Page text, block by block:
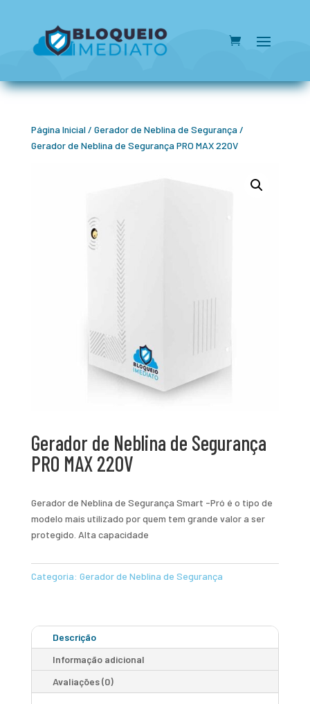
Página Inicial/ Gerador de Neblina de Segurança /
Gerador de Neblina de Segurança PRO MAX 220V
Gerador de Neblina de Segurança
PRO MAX 220V
Gerador de Neblina de Segurança Smart -Pró é o tipo de
modelo mais utilizado por quem tem grande valor a ser
protegido. Alta capacidade
Categoria: Gerador de Neblina de Segurança
Descrição
Informação adicional
Avaliações (0)